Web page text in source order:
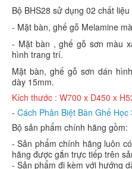
Bộ BHS28 sử dụng 02 chất liệu
- Mặt bàn, ghế gỗ Melamine
- Mặt bàn , ghế gỗ sơn màu
hình trang trí.
Mặt bàn, ghế gỗ sơn dán
dày 15mm.
Kích thước : W700 x D450 x
- Cách Phân Biệt Bàn Ghế
Bộ sản phẩm chính hãng gồm:
- Sản phẩm chính hãng luôn
hãng được gắn trực tiếp trên
- Sản phẩm đi kèm với hướng